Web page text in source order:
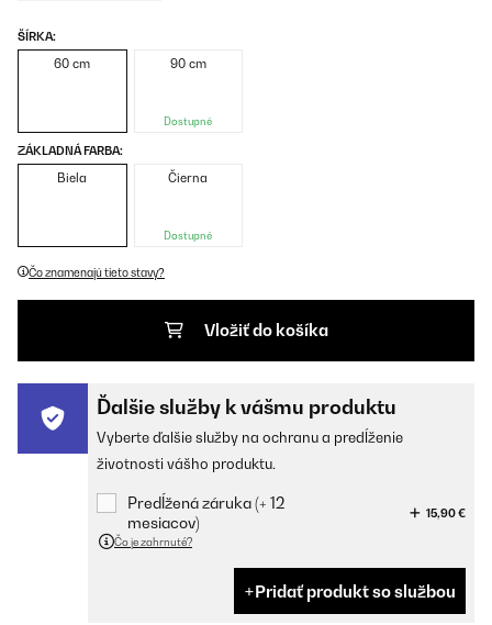
ŠÍRKA:
60 cm 90 cm
Dostupné
ZÁKLADNÁ FARBA:
Biela Čierna
Dostupné
Čo znamenajú tieto stavy?
Vložiť do košíka
Ďalšie služby k vášmu produktu
Vyberte ďalšie služby na ochranu a predĺženie
životnosti vášho produktu.
Predĺžená záruka (+ 12
mesiacov)
15,90 €
Čo je zahrnuté?
Pridať produkt so službou